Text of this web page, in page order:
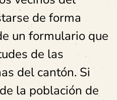
de forma
un formulario que
de las
del cantón. Si
la población de